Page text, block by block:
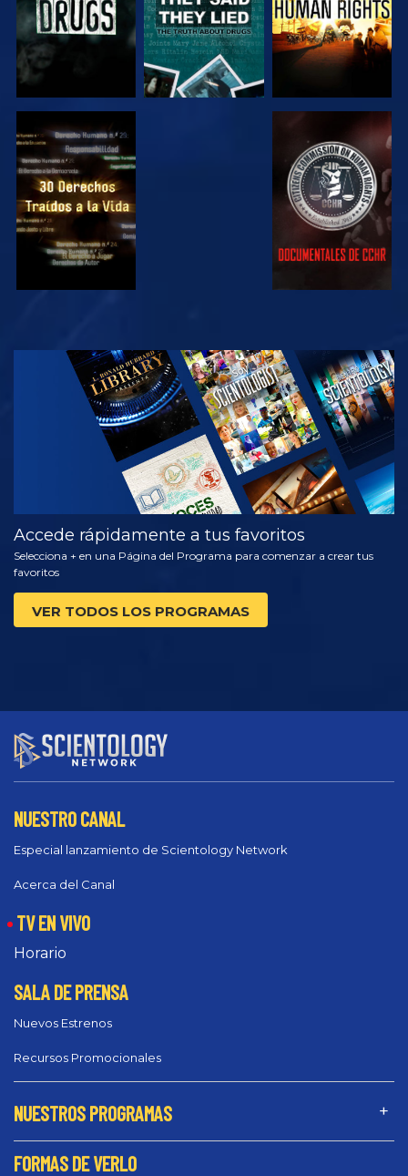
VE VE
VE
EXPLORA LAS
SERIES
Accede rápidamente a tus favoritos
Selecciona + en una Página del Programa para comenzar a crear tus
favoritos
VER TODOS LOS PROGRAMAS
NUESTRO CANAL
Especial lanzamiento de Scientology Network
Acerca del Canal
TV EN VIVO
Horario
SALA DE PRENSA
Nuevos Estrenos
Recursos Promocionales
NUESTROS PROGRAMAS
FORMAS DE VERLO